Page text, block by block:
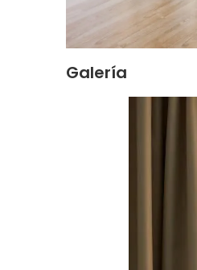
Galería